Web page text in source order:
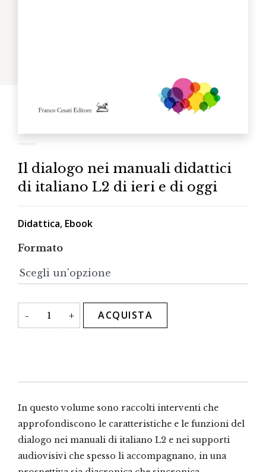
Il dialogo nei manuali didattici
di italiano L2 di ieri e di oggi
Didattica, Ebook
Formato
-
Il
dialogo
nei
di
di
oggi
quantità
+ ACQUISTA
In questo volume sono raccolti interventi che
approfondiscono le caratteristiche e le funzioni del
dialogo nei manuali di italiano L2 e nei supporti
audiovisivi che spesso li accompagnano, in una